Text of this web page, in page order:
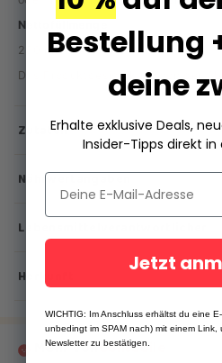
Nettofüllmenge
230 ml
Das Produktdesign kann von der
Zutaten
Aroma (Mangoaroma),
Trinatriumcitrat, Sucralose
Lebensmittelgelb Nr. 4,
Nährwertangaben
Nährwertangaben pro Packung:
Brennwert: 585 kJ / 140 kcal
- davon gesättigte Fettsäuren: 0 g
- davon Zucker: 24 g
Eiweiß: 0 g
Salz: 0,025 g
Lebensmittelverantwortlicher
MAOMAO
Kontaktadresse:Triftstraße 37/38,
Herkunft
Herkunftsland:Korea
Mehr vonCantabile
Bestellung
deine
Erhalte exklusive Deals,
Insider-Tipps direkt
Jetzt
WICHTIG: Im Anschluss erhältst du eine
unbedingt im SPAM nach) mit einem Link,
Newsletter zu bestätigen.